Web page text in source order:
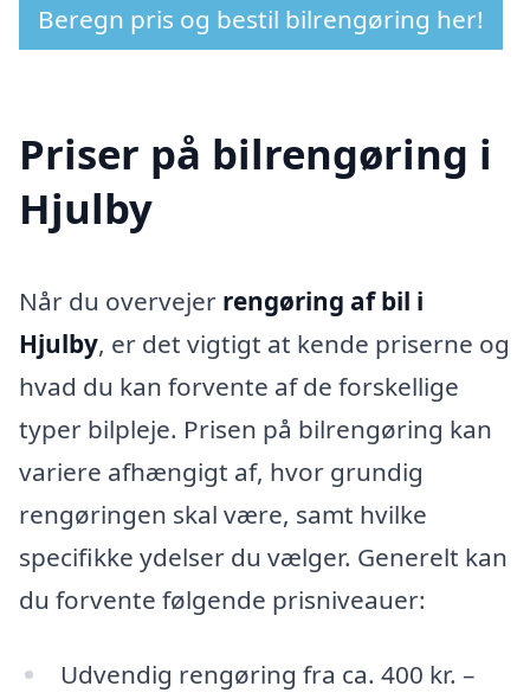
Beregn pris og bestil bilrengøring her!
Priser på bilrengøring i
Hjulby
Når du overvejer rengøring af bil i
Hjulby, er det vigtigt at kende priserne og
hvad du kan forvente af de forskellige
typer bilpleje. Prisen på bilrengøring kan
variere afhængigt af, hvor grundig
rengøringen skal være, samt hvilke
specifikke ydelser du vælger. Generelt kan
du forvente følgende prisniveauer:
Udvendig rengøring fra ca. 400 kr. –